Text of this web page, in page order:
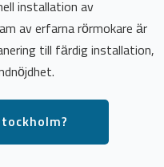
installation av
av erfarna rörmokare är
till färdig installation,